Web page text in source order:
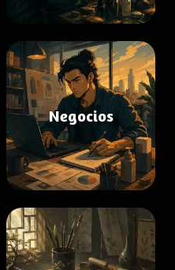
Negocios